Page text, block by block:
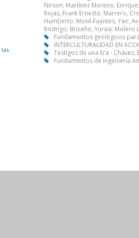
Nirson; Martínez Moreno,
Rojas, Frank Ernesto; Marrero,
Humberto; Movil-Fuentes, Yair;
Rodrigo; Briceño, Yurasi; Molero
Fundamentos geológicos
INTERCULTURALIDAD EN
Testigos de una Era - Chávez,
Fundamentos de Ingeniería